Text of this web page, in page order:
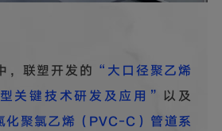
，联塑开发的 “大口径聚乙烯
关键技术研发及应用” 以及
化聚氯乙烯（PVC-C）管道系